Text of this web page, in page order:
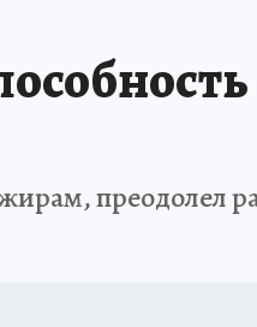
преодолел